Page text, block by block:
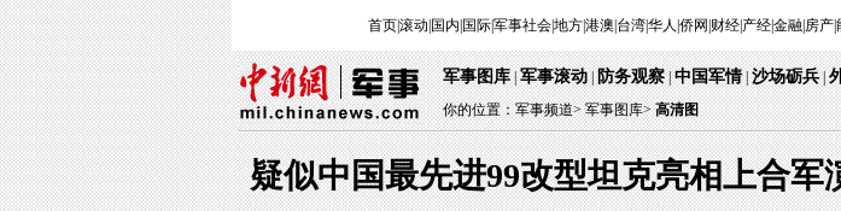
首页|滚动 国内 国际|军事社会|地方|港澳 台湾|华人 侨网 财经| 产经|金融| 房产|
军事图库|军事滚动|防务观察|中国军情|沙场砺兵|
你的位置：军事频道>军事图库> 高清图
疑似中国最先进99改型坦克亮相上合军